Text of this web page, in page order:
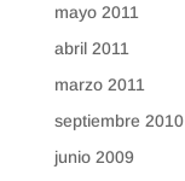
mayo 2011
abril 2011
marzo 2011
septiembre 2010
junio 2009